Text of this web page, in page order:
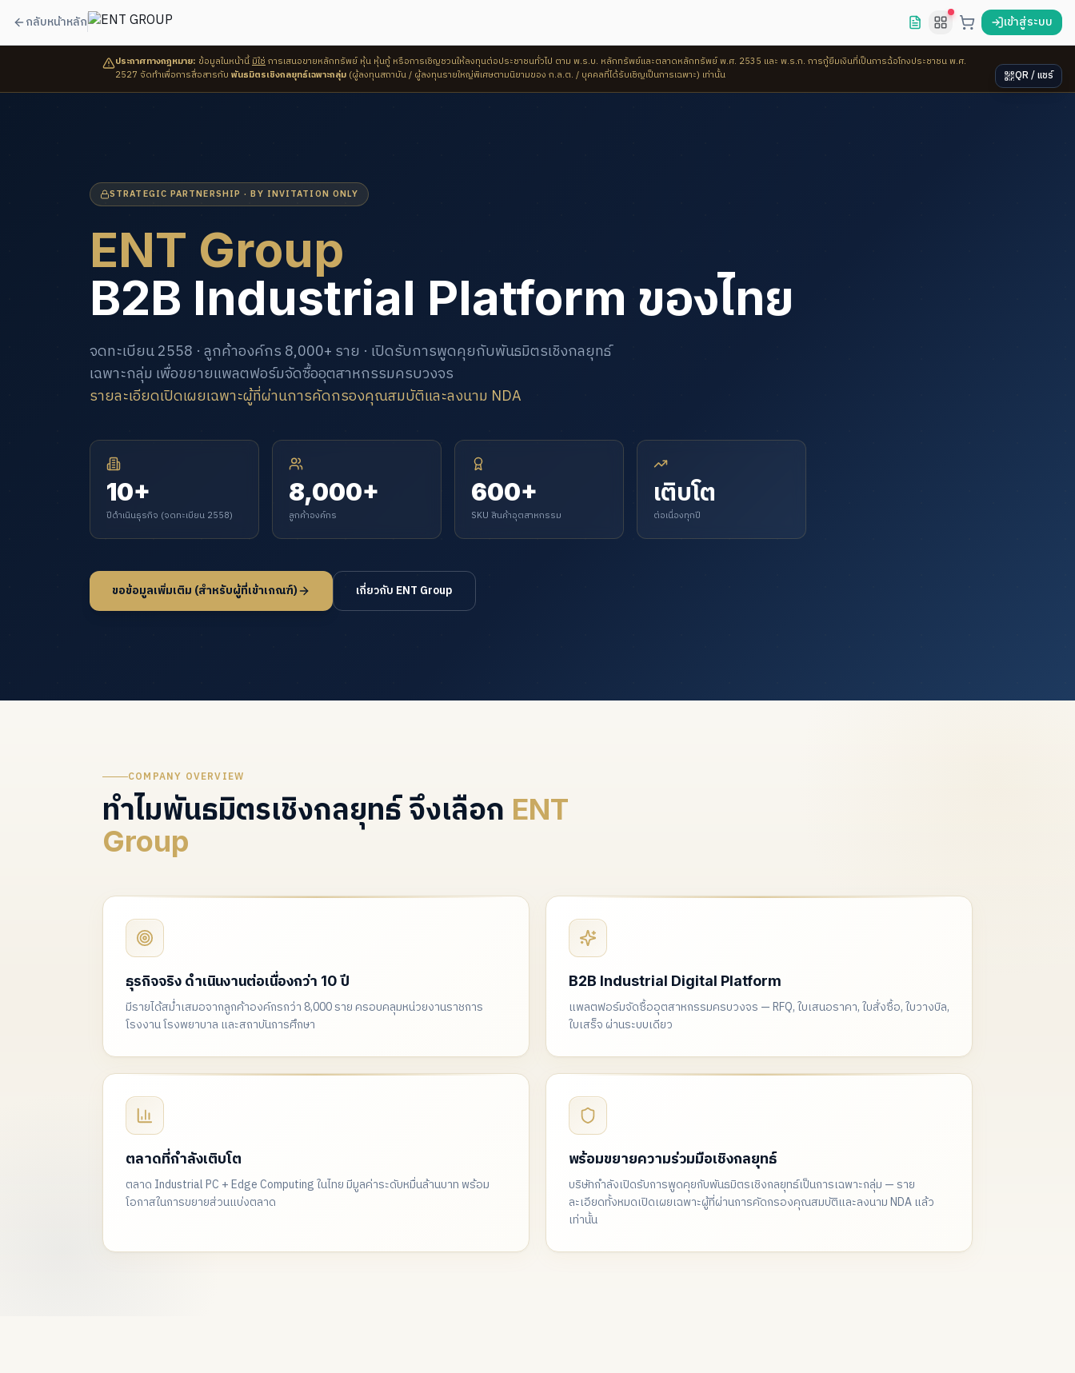
กลับหน้าหลัก เข้าสู่ระบบ
ประกาศทางกฎหมาย: ข้อมูลในหน้านี้มิใช่การเสนอขายหลักทรัพย์ หุ้น หุ้นกู้ หรือการเชิญชวนให้ลงทุนต่อประชาชนทั่วไป ตาม พ.ร.บ. หลักทรัพย์และตลาดหลักทรัพย์ พ.ศ. 2535 และ พ.ร.ก. การกู้ยืมเงินที่เป็นการฉ้อโกงประชาชน พ.ศ.
2527 จัดทำเพื่อการสื่อสารกับ พันธมิตรเชิงกลยุทธ์เฉพาะกลุ่ม (ผู้ลงทุนสถาบัน / ผู้ลงทุนรายใหญ่พิเศษตามนิยามของ ก.ล.ต. / บุคคลที่ได้รับเชิญเป็นการเฉพาะ) เท่านั้น
STRATEGIC PARTNERSHIP · BY INVITATION ONLY
ENT Group
B2B Industrial Platform ของไทย
จดทะเบียน 2558 · ลูกค้าองค์กร 8,000+ ราย · เปิดรับการพูดคุยกับพันธมิตรเชิงกลยุทธ์
เฉพาะกลุ่ม เพื่อขยายแพลตฟอร์มจัดซื้ออุตสาหกรรมครบวงจร
รายละเอียดเปิดเผยเฉพาะผู้ที่ผ่านการคัดกรองคุณสมบัติและลงนาม NDA
10+
ปีดำเนินธุรกิจ (จดทะเบียน 2558)
8,000+
ลูกค้าองค์กร
600+
SKU สินค้าอุตสาหกรรม
เติบโต
ต่อเนื่องทุกปี
ขอข้อมูลเพิ่มเติม (สำหรับผู้ที่เข้าเกณฑ์) เกี่ยวกับ ENT Group
COMPANY OVERVIEW
ทำไมพันธมิตรเชิงกลยุทธ์ จึงเลือก ENT
Group
ธุรกิจจริง ดำเนินงานต่อเนื่องกว่า 10 ปี
มีรายได้สม่ำเสมอจากลูกค้าองค์กรกว่า 8,000 ราย ครอบคลุมหน่วยงานราชการ
โรงงาน โรงพยาบาล และสถาบันการศึกษา
B2B Industrial Digital Platform
แพลตฟอร์มจัดซื้ออุตสาหกรรมครบวงจร — RFQ, ใบเสนอราคา, ใบสั่งซื้อ, ใบวางบิล,
ใบเสร็จ ผ่านระบบเดียว
ตลาดที่กำลังเติบโต
ตลาด Industrial PC + Edge Computing ในไทย มีมูลค่าระดับหมื่นล้านบาท พร้อม
โอกาสในการขยายส่วนแบ่งตลาด
พร้อมขยายความร่วมมือเชิงกลยุทธ์
บริษัทกำลังเปิดรับการพูดคุยกับพันธมิตรเชิงกลยุทธ์เป็นการเฉพาะกลุ่ม — ราย
ละเอียดทั้งหมดเปิดเผยเฉพาะผู้ที่ผ่านการคัดกรองคุณสมบัติและลงนาม NDA แล้ว
เท่านั้น
QR / แชร์